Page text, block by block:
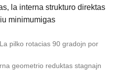
la interna strukturo direktas
minimumigas
La pilko rotacias 90 gradojn por
geometrio reduktas stagnajn